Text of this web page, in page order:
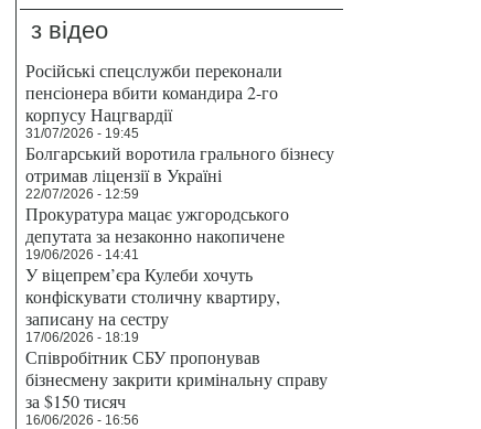
з відео
Російські спецслужби переконали
пенсіонера вбити командира 2-го
корпусу Нацгвардії
31/07/2026 - 19:45
Болгарський воротила грального бізнесу
отримав ліцензії в Україні
22/07/2026 - 12:59
Прокуратура мацає ужгородського
депутата за незаконно накопичене
19/06/2026 - 14:41
У віцепрем’єра Кулеби хочуть
конфіскувати столичну квартиру,
записану на сестру
17/06/2026 - 18:19
Співробітник СБУ пропонував
бізнесмену закрити кримінальну справу
за $150 тисяч
16/06/2026 - 16:56